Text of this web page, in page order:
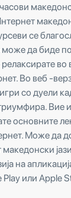
се
може да биде
во
Во веб -
со дуели
Вие
основните
Може да
на
или Apple